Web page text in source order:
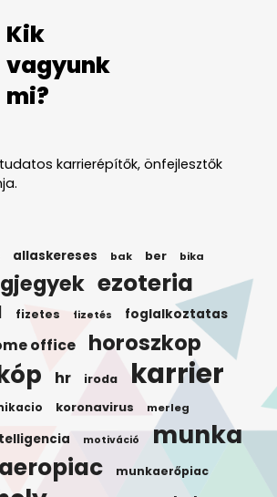
Kik
vagyunk
mi?
karrierépítők, önfejlesztők
allaskereses bak ber bika
ezoteria
fizetes fizetés foglalkoztatas
office horoszkop
hr iroda karrier
koronavirus merleg
motiváció munka
munkaerőpiac